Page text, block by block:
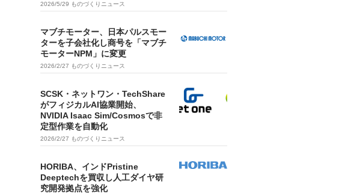
2026/5/29 ものづくりニュース
マブチモーター、日本パルスモー
ターを子会社化し商号を「マブチ
モーターNPM」に変更
2026/2/27 ものづくりニュース
SCSK・ネットワン・TechShare
がフィジカルAI協業開始、
NVIDIA Isaac Sim/Cosmosで非
定型作業を自動化
2026/2/27 ものづくりニュース
HORIBA、インドPristine
Deeptechを買収し人工ダイヤ研
究開発拠点を強化